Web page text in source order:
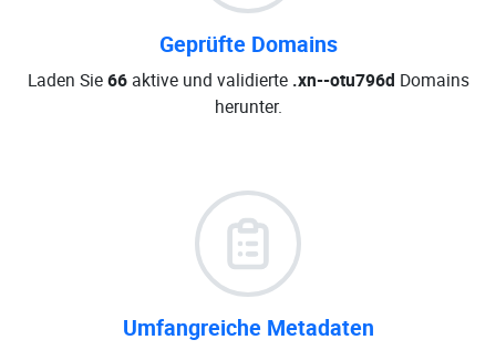
Geprüfte Domains
Laden Sie66aktive und validierte .xn--otu796d Domains
herunter.
Umfangreiche Metadaten